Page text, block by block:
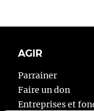
AGIR
Parrainer
Faire un don
Entreprises et